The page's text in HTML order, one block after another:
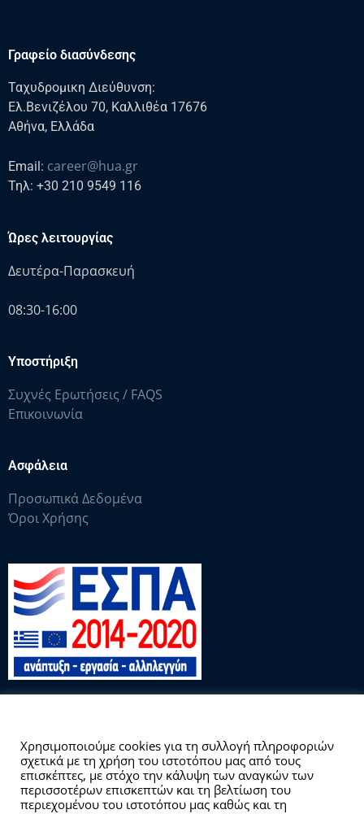
Γραφείο διασύνδεσης
Ταχυδρομικη Διεύθυνση:
Ελ.Βενιζέλου 70, Καλλιθέα 17676
Αθήνα, Ελλάδα
Email: career@hua.gr
Τηλ: +30 210 9549 116
Ώρες λειτουργίας
Δευτέρα-Παρασκευή
08:30-16:00
Υποστήριξη
Συχνές Ερωτήσεις / FAQS
Επικοινωνία
Ασφάλεια
Προσωπικά Δεδομένα
Όροι Χρήσης
Copyright © 2026 Γραφείο Διασύνδεσης
Χρησιμοποιούμε cookies για τη συλλογή πληροφοριών
σχετικά με τη χρήση του ιστοτόπου μας από τους
επισκέπτες, με στόχο την κάλυψη των αναγκών των
περισσοτέρων επισκεπτών και τη βελτίωση του
περιεχομένου του ιστοτόπου μας καθώς και τη